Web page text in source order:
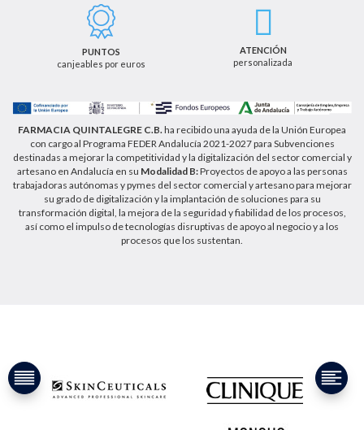
cancelación u oposición, así como los derechos
adicionales que le asisten a través de la dirección
de email info@farmaciaquintalegregranada.es, así
como a través de los medios detallados en la
información adicional sobre nuestra política de
privacidad que puede consultar en la dirección web
PUNTOS
canjeables por euros
ATENCIÓN
personalizada
FARMACIA QUINTALEGRE C.B.ha recibido una ayuda de la Unión Europea
con cargo al Programa FEDER Andalucía 2021-2027 para Subvenciones
destinadas a mejorar la competitividad y la digitalización del sector comercial y
artesano en Andalucía en su Modalidad B:Proyectos de apoyo a las personas
trabajadoras autónomas y pymes del sector comercial y artesano para mejorar
su grado de digitalización y la implantación de soluciones para su
transformación digital, la mejora de la seguridad y fiabilidad de los procesos,
así como el impulso de tecnologías disruptivas de apoyo al negocio y a los
procesos que los sustentan.